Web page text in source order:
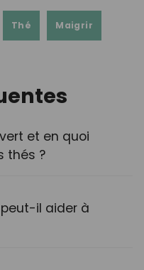
Thé Maigrir
et en quoi
thés ?
il aider à